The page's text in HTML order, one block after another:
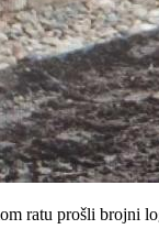
ratu prošli brojni